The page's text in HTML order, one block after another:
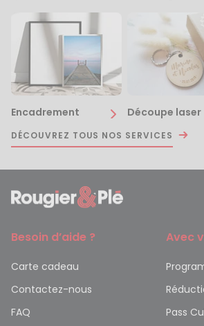
Encadrement Découpe laser
DÉCOUVREZ TOUS NOS SERVICES
Besoin d’aide ?
Carte cadeau
Contactez-nous
FAQ
Avec
Pass